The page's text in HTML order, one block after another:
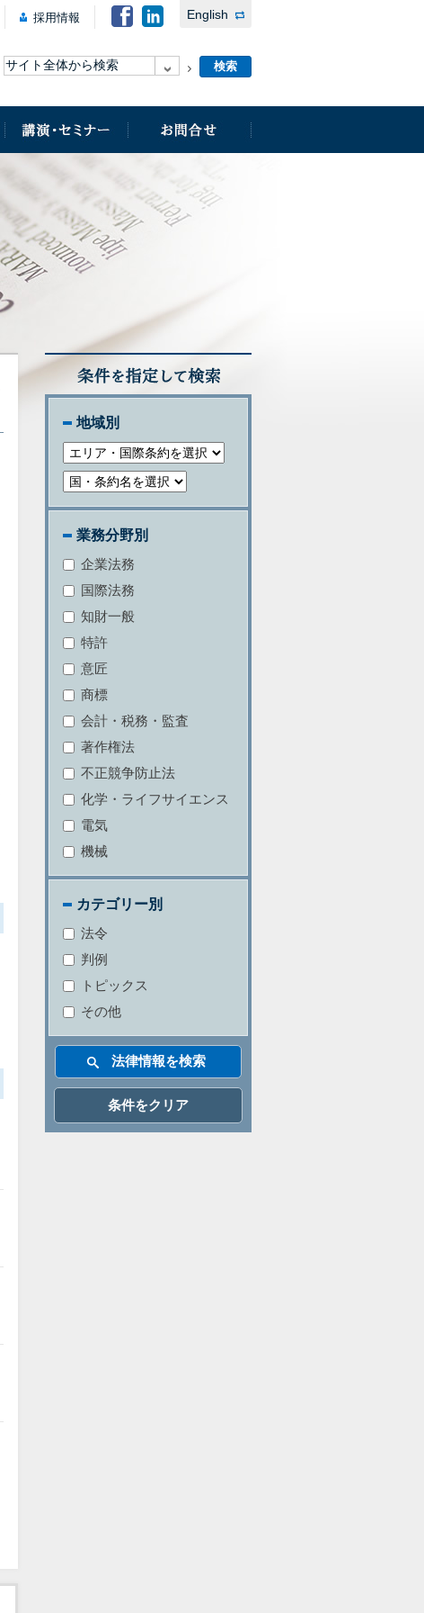
採用情報 English
地域別
業務分野別
企業法務
国際法務
知財一般
特許
意匠
商標
会計・税務・監査
著作権法
不正競争防止法
化学・ライフサイエンス
電気
機械
カテゴリー別
法令
判例
トピックス
その他
条件をクリア